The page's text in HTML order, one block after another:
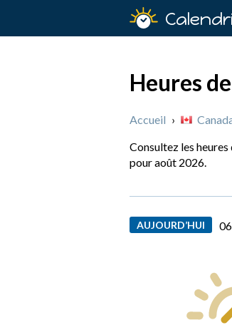
Heures
Accueil ›
Consultez les
pour août 2026.
AUJOURD’HUI